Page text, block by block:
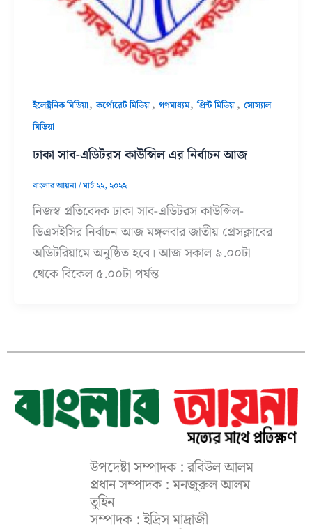
ইলেক্ট্রনিক মিডিয়া,কর্পোরেট মিডিয়া,গণমাধ্যম,প্রিন্ট মিডিয়া,সোস্যাল
মিডিয়া
ঢাকা সাব-এডিটরস কাউন্সিল এর নির্বাচন আজ
বাংলার আয়না/মার্চ ২২, ২০২২
নিজস্ব প্রতিবেদক ঢাকা সাব-এডিটরস কাউন্সিল-
ডিএসইসির নির্বাচন আজ মঙ্গলবার জাতীয় প্রেসক্লাবের
অডিটরিয়ামে অনুষ্ঠিত হবে। আজ সকাল ৯.০০টা
থেকে বিকেল ৫.০০টা পর্যন্ত
উপদেষ্টা সম্পাদক : রবিউল আলম
প্রধান সম্পাদক : মনজুরুল আলম
তুহিন
সম্পাদক : ইদ্রিস মাদ্রাজী